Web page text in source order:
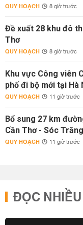
QUY HOẠCH 8 giờ trước
Đề xuất 28 khu đô
Thơ
QUY HOẠCH 8 giờ trước
Khu vực Công viên
phố đi bộ mới tại Hà
QUY HOẠCH 11 giờ trước
Bổ sung 27 km
Cần Thơ - Sóc
QUY HOẠCH 11 giờ trước
ĐỌC